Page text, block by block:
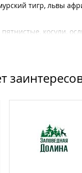
тигр, львы
косули,
павлины,
кролики,
в городе, где
реабилитацию,